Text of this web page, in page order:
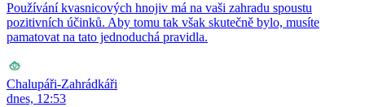
Používání kvasnicových hnojiv má na vaši zahradu spoustu
pozitivních účinků. Aby tomu tak však skutečně bylo, musíte
pamatovat na tato jednoduchá pravidla.
Chalupáři-Zahrádkáři
dnes, 12:53